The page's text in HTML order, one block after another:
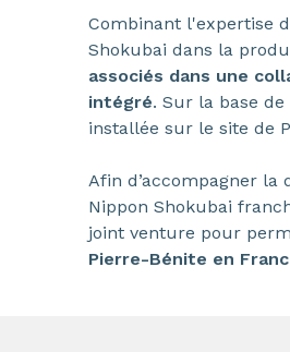
Combinant l'expertise
Shokubai dans la
associés dans une
intégré. Sur la base
installée sur le site de
Afin d’accompagner la
Nippon Shokubai
joint venture pour
Pierre-Bénite en